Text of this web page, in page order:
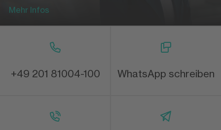
Mehr Infos
+49 201 81004-100 WhatsApp schreiben